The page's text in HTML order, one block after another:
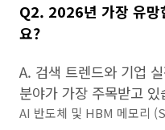
Q2. 2026년 가장 유망
요?
A. 검색 트렌드와 기업
분야가 가장 주목받고 있
AI 반도체 및 HBM 메모리